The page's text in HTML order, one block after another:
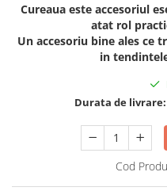
Cureaua este accesoriul
atat rol
Un accesoriu bine ales
in
Durata de livrare:
Cod